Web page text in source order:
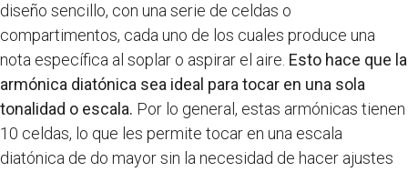
diseño sencillo, con una serie de celdas o
compartimentos, cada uno de los cuales produce una
nota específica al soplar o aspirar el aire. Esto hace que la
armónica diatónica sea ideal para tocar en una sola
tonalidad o escala. Por lo general, estas armónicas tienen
10 celdas, lo que les permite tocar en una escala
diatónica de do mayor sin la necesidad de hacer ajustes